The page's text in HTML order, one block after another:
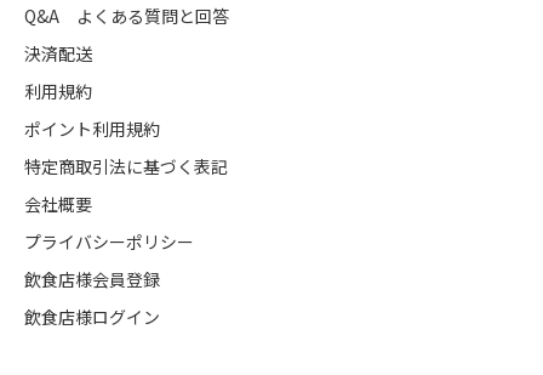
Q&A よくある質問と回答
決済配送
利用規約
ポイント利用規約
特定商取引法に基づく表記
会社概要
プライバシーポリシー
飲食店様会員登録
飲食店様ログイン